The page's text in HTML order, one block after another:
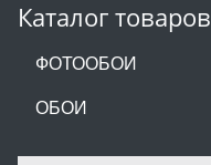
Каталог товаров
ФОТООБОИ
ОБОИ